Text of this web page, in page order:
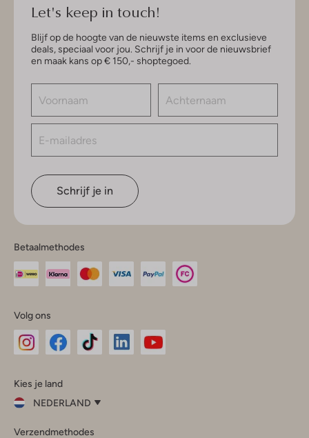
Let's keep in touch!
Blijf op de hoogte van de nieuwste items en exclusieve
deals, speciaal voor jou. Schrijf je in voor de nieuwsbrief
en maak kans op € 150,- shoptegoed.
Schrijf je in
Betaalmethodes
Volg ons
InstagramFacebook
Kies je land
NEDERLAND
je
Verzendmethodes